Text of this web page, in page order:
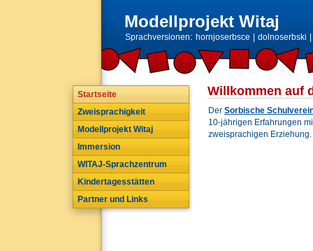
Willkommen auf
Der Sorbische
10-jährigen Erfahrungen
zweisprachigen Erziehung.
Modellprojekt Witaj
Sprachversionen: hornjoserbsce dolnoserbski
Startseite
Zweisprachigkeit
Modellprojekt Witaj
Immersion
WITAJ-Sprachzentrum
Kindertagesstätten
Partner und Links